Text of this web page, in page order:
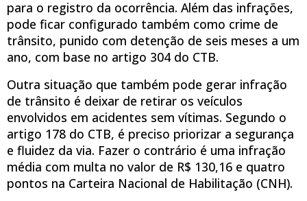
para o registro da ocorrência. Além das infrações,
pode ficar configurado também como crime de
trânsito, punido com detenção de seis meses a um
ano, com base no artigo 304 do CTB.
Outra situação que também pode gerar infração
de trânsito é deixar de retirar os veículos
envolvidos em acidentes sem vítimas. Segundo o
artigo 178 do CTB, é preciso priorizar a segurança
e fluidez da via. Fazer o contrário é uma infração
média com multa no valor de R$ 130,16 e quatro
pontos na Carteira Nacional de Habilitação (CNH).